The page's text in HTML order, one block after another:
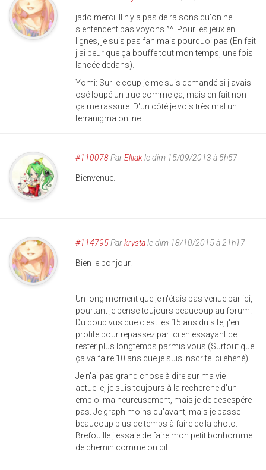
jado merci. Il n'y a pas de raisons qu'on ne
s'entendent pas voyons ^^. Pour les jeux en
lignes, je suis pas fan mais pourquoi pas (En fait
j'ai peur que ça bouffe tout mon temps, une fois
lancée dedans).
Yomi: Sur le coup je me suis demandé si j'avais
osé loupé un truc comme ça, mais en fait non
ça me rassure. D'un côté je vois très mal un
terranigma online.
#110078ParElliakle dim 15/09/2013 à 5h57
Bienvenue.
#114795Parkrystale dim 18/10/2015 à 21h17
Bien le bonjour.
Un long moment que je n'étais pas venue par ici,
pourtant je pense toujours beaucoup au forum.
Du coup vus que c'est les 15 ans du site, j'en
profite pour repassez par ici en essayant de
rester plus longtemps parmis vous.(Surtout que
ça va faire 10 ans que je suis inscrite ici éhéhé)
Je n'ai pas grand chose à dire sur ma vie
actuelle, je suis toujours à la recherche d'un
emploi malheureusement, mais je de desespére
pas. Je graph moins qu'avant, mais je passe
beaucoup plus de temps à faire de la photo.
Brefouille j'essaie de faire mon petit bonhomme
de chemin comme on dit.